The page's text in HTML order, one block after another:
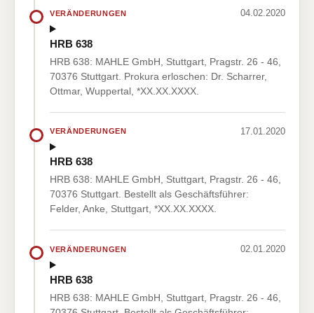
VERÄNDERUNGEN 04.02.2020
HRB 638
HRB 638: MAHLE GmbH, Stuttgart, Pragstr. 26 - 46,
70376 Stuttgart. Prokura erloschen: Dr. Scharrer,
Ottmar, Wuppertal, *XX.XX.XXXX.
VERÄNDERUNGEN 17.01.2020
HRB 638
HRB 638: MAHLE GmbH, Stuttgart, Pragstr. 26 - 46,
70376 Stuttgart. Bestellt als Geschäftsführer:
Felder, Anke, Stuttgart, *XX.XX.XXXX.
VERÄNDERUNGEN 02.01.2020
HRB 638
HRB 638: MAHLE GmbH, Stuttgart, Pragstr. 26 - 46,